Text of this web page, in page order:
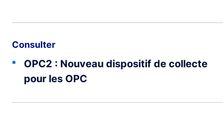
Consulter
OPC2 : Nouveau dispositif de collecte
pour les OPC